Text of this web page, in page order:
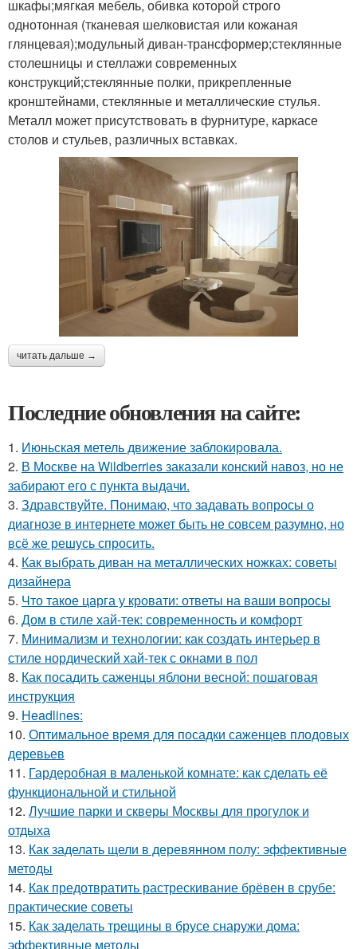
шкафы;мягкая мебель, обивка которой строго
однотонная (тканевая шелковистая или кожаная
глянцевая);модульный диван-трансформер;стеклянные
столешницы и стеллажи современных
конструкций;стеклянные полки, прикрепленные
кронштейнами, стеклянные и металлические стулья.
Металл может присутствовать в фурнитуре, каркасе
столов и стульев, различных вставках.
читать дальше →
Последние обновления на сайте:
1. Июньская метель движение заблокировала.
2. В Москве на Wildberries заказали конский навоз, но не
забирают его с пункта выдачи.
3. Здравствуйте. Понимаю, что задавать вопросы о
диагнозе в интернете может быть не совсем разумно, но
всё же решусь спросить.
4. Как выбрать диван на металлических ножках: советы
дизайнера
5. Что такое царга у кровати: ответы на ваши вопросы
6. Дом в стиле хай-тек: современность и комфорт
7. Минимализм и технологии: как создать интерьер в
стиле нордический хай-тек с окнами в пол
8. Как посадить саженцы яблони весной: пошаговая
инструкция
9. Headlines:
10. Оптимальное время для посадки саженцев плодовых
деревьев
11. Гардеробная в маленькой комнате: как сделать её
функциональной и стильной
12. Лучшие парки и скверы Москвы для прогулок и
отдыха
13. Как заделать щели в деревянном полу: эффективные
методы
14. Как предотвратить растрескивание брёвен в срубе:
практические советы
15. Как заделать трещины в брусе снаружи дома:
эффективные методы